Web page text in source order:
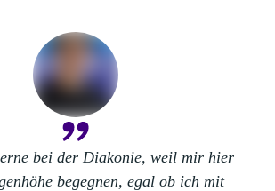
bei der Diakonie, weil mir hier
begegnen, egal ob ich mit